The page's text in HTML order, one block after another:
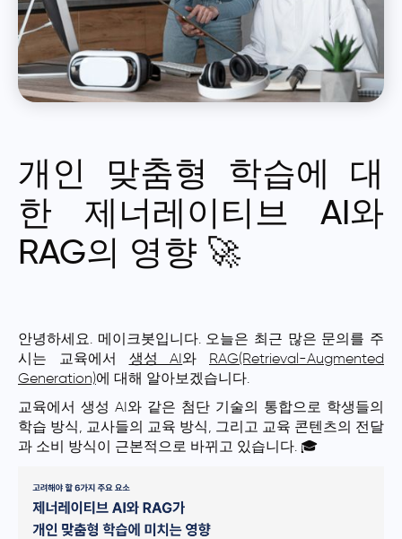
개인 맞춤형 학습에 대
한 제너레이티브 AI와
RAG의 영향 🚀
안녕하세요. 메이크봇입니다. 오늘은 최근 많은 문의를 주
시는 교육에서 생성 AI 와
RAG(Retrieval-Augmented
Generation)에 대해 알아보겠습니다.
교육에서 생성 AI와 같은 첨단 기술의 통합으로 학생들의
학습 방식, 교사들의 교육 방식, 그리고 교육 콘텐츠의 전달
과 소비 방식이 근본적으로 바뀌고 있습니다. 🎓